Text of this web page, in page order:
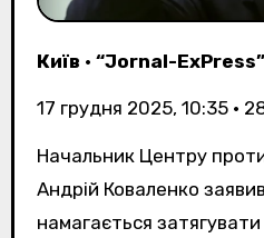
Київ • “Jornal-ExPress”
17 грудня 2025, 10:35•
Начальник Центру протидії дезінформації
Андрій Коваленко
намагається